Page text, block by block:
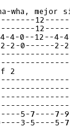
3-5----